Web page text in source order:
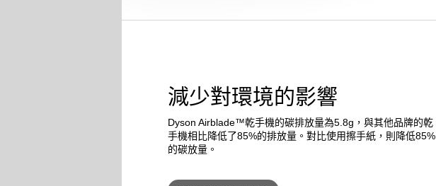
減少對環境的影響
Dyson Airblade™乾手機的碳排放量為5.8g，與其他品牌的乾
手機相比降低了85%的排放量。對比使用擦手紙，則降低85%
的碳放量。